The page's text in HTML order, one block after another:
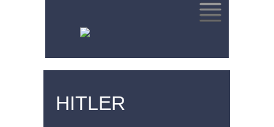
TO
HITLER